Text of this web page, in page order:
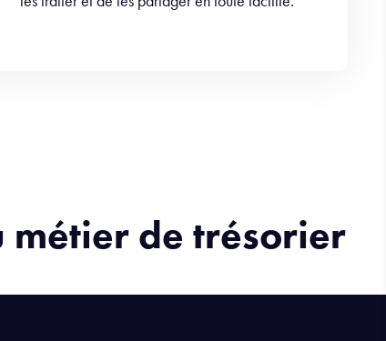
métier de trésorier